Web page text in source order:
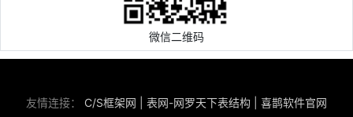
微信二维码
友情连接： C/S框架网 表网-网罗天下表结构
喜鹊软件官网